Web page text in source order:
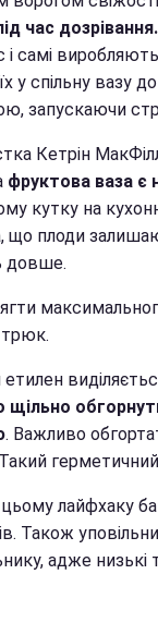
час дозрівання.
і самі
у спільну вазу
запускаючи
Кетрін
фруктова ваза є
кутку на
що плоди
довше.
етилен
щільно
. Важливо
герметичний
лайфхаку
Також
адже